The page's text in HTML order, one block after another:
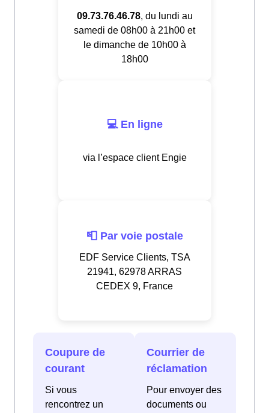
09.73.76.46.78, du lundi au
samedi de 08h00 à 21h00 et
le dimanche de 10h00 à
18h00
💻 En ligne
via l’espace client Engie
📮 Par voie postale
EDF Service Clients, TSA
21941, 62978 ARRAS
CEDEX 9, France
Coupure de
courant
Si vous
rencontrez un
Courrier de
réclamation
Pour envoyer des
documents ou